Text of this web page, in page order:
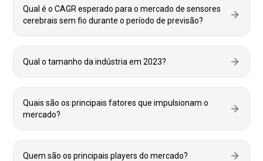
Qual é o CAGR esperado para o mercado de sensores
cerebrais sem fio durante o período de previsão?
Qual o tamanho da indústria em 2023?
Quais são os principais fatores que impulsionam o
mercado?
Quem são os principais players do mercado?